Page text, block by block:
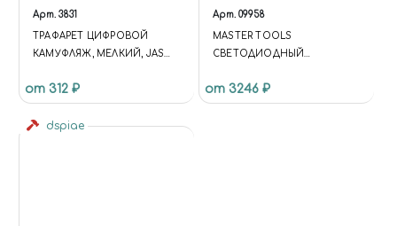
Арт. 3831
ТРАФАРЕТ ЦИФРОВОЙ
КАМУФЛЯЖ, МЕЛКИЙ, JAS
от 312 ₽
Арт. 09958
MASTER TOOLS
СВЕТОДИОДНЫЙ
ТОЧЕЧНЫЙ СВЕТИЛЬНИК
от 3246 ₽
dspiae